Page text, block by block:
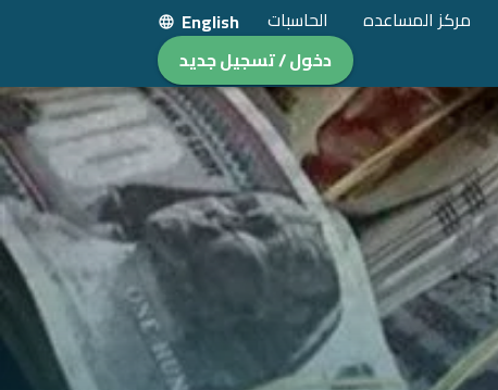
مركز المساعده الحاسبات
English
دخول / تسجيل جديد